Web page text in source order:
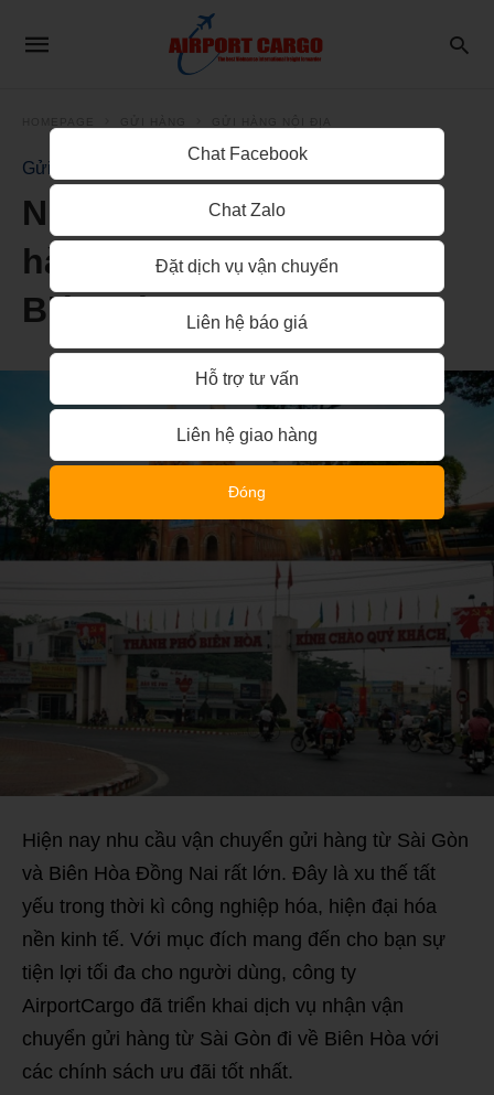
Gửi Hàng Nội Địa
Nhận vận chuyển gửi
hàng từ Sài Gòn đi về
Biên Hòa
Hiện nay nhu cầu vận chuyển gửi hàng từ Sài Gòn
và Biên Hòa Đồng Nai rất lớn. Đây là xu thế tất
yếu trong thời kì công nghiệp hóa, hiện đại hóa
nền kinh tế. Với mục đích mang đến cho bạn sự
tiện lợi tối đa cho người dùng, công ty
AirportCargo đã triển khai dịch vụ nhận vận
chuyển gửi hàng từ Sài Gòn đi về Biên Hòa với
các chính sách ưu đãi tốt nhất.
Chat Facebook
Chat Zalo
Đặt dịch vụ vận chuyển
Liên hệ báo giá
Hỗ trợ tư vấn
Liên hệ giao hàng
Đóng